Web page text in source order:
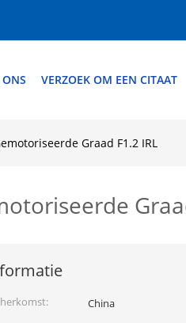
VERZOEK OM EEN CITAAT
Graad F1.2 IRL
China